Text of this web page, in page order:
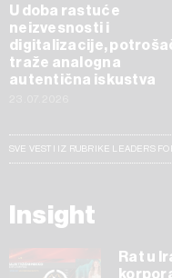
U doba rastuće
neizvesnosti i
digitalizacije,
traže analogna
autentična iskustva
SVE VESTI IZ RUBRIKE LEADERS
Insight
Rat u